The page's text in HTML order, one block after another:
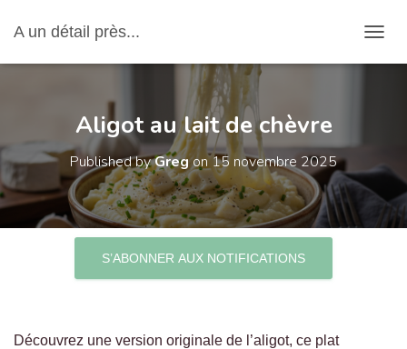
A un détail près...
Aligot au lait de chèvre
Published byGregon15 novembre 2025
S’ABONNER AUX NOTIFICATIONS
Découvrez une version originale de l’aligot, ce plat